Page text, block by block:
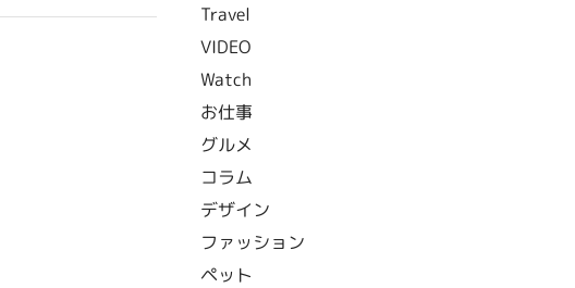
Travel
VIDEO
Watch
お仕事
グルメ
コラム
デザイン
ファッション
ペット